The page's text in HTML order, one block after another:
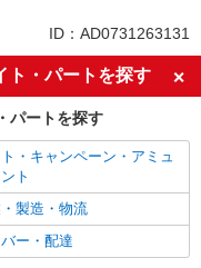
OK
迎
第二新卒歓迎
ー歓迎
OK
（50代～）活躍中
ID：AD0731263131
ト・パートを探す
パートを探す
・キャンペーン・アミュ
ト
製造・物流
バー・配達